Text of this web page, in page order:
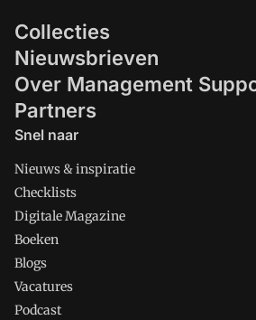
Collecties
Nieuwsbrieven
Over Management
Partners
Snel naar
Nieuws & inspiratie
Checklists
Digitale Magazine
Boeken
Blogs
Vacatures
Podcast